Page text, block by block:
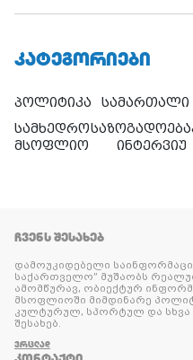
ᲙᲐᲢᲔᲒᲝᲠᲘᲔᲑᲘ
პოლიტიკა სამართალი
სამხედროსაზოგადოება
მსოფლიო
ინტერვიუ
ᲩᲕᲔᲜᲡ ᲨᲔᲡᲐᲮᲔᲑ
დამოუკიდებელი
საქართველო” მუშაობს
ამომწურავ, ობიექტურ
მსოფლიოში მიმდინარე
კულტურულ, სპორტულ და სხვა
შესახებ.
ᲕᲠᲪᲚᲐᲓ